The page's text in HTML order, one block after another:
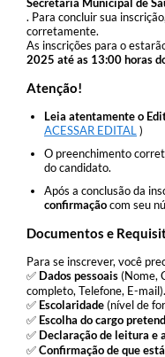
. Para concluir sua
corretamente.
As inscrições para o
2025 até as 13:00 horas
Atenção!
Leia atentamente o
ACESSAR EDITAL )
O preenchimento
do candidato.
Após a conclusão da
confirmaçãocom seu
Documentos e
Para se inscrever, você
✅ Dados pessoais(Nome,
completo, Telefone, E-mail).
✅ Escolaridade(nível de
✅ Escolha do cargo
✅ Declaração de leitura e
✅Confirmação de que